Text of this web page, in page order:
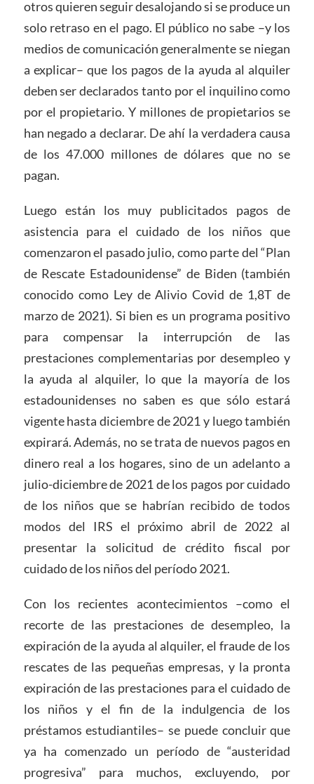
otros quieren seguir desalojando si se produce un
solo retraso en el pago. El público no sabe –y los
medios de comunicación generalmente se niegan
a explicar– que los pagos de la ayuda al alquiler
deben ser declarados tanto por el inquilino como
por el propietario. Y millones de propietarios se
han negado a declarar. De ahí la verdadera causa
de los 47.000 millones de dólares que no se
pagan.
Luego están los muy publicitados pagos de
asistencia para el cuidado de los niños que
comenzaron el pasado julio, como parte del “Plan
de Rescate Estadounidense” de Biden (también
conocido como Ley de Alivio Covid de 1,8T de
marzo de 2021). Si bien es un programa positivo
para compensar la interrupción de las
prestaciones complementarias por desempleo y
la ayuda al alquiler, lo que la mayoría de los
estadounidenses no saben es que sólo estará
vigente hasta diciembre de 2021 y luego también
expirará. Además, no se trata de nuevos pagos en
dinero real a los hogares, sino de un adelanto a
julio-diciembre de 2021 de los pagos por cuidado
de los niños que se habrían recibido de todos
modos del IRS el próximo abril de 2022 al
presentar la solicitud de crédito fiscal por
cuidado de los niños del período 2021.
Con los recientes acontecimientos –como el
recorte de las prestaciones de desempleo, la
expiración de la ayuda al alquiler, el fraude de los
rescates de las pequeñas empresas, y la pronta
expiración de las prestaciones para el cuidado de
los niños y el fin de la indulgencia de los
préstamos estudiantiles– se puede concluir que
ya ha comenzado un período de “austeridad
progresiva” para muchos, excluyendo, por